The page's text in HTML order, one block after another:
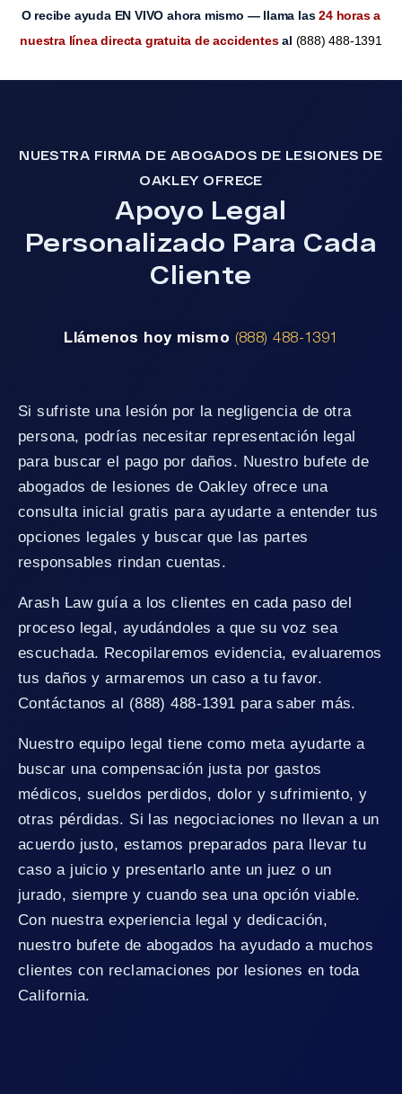
O recibe ayuda EN VIVO ahora mismo — llama las24 horas a
nuestra línea directa gratuita de accidentesal (888) 488-1391
NUESTRA FIRMA DE ABOGADOS DE LESIONES DE
OAKLEY OFRECE
Apoyo Legal
Personalizado Para Cada
Cliente
Llámenos hoy mismo (888) 488-1391
Si sufriste una lesión por la negligencia de otra
persona, podrías necesitar representación legal
para buscar el pago por daños. Nuestro bufete de
abogados de lesiones de Oakley ofrece una
consulta inicial gratis para ayudarte a entender tus
opciones legales y buscar que las partes
responsables rindan cuentas.
Arash Law guía a los clientes en cada paso del
proceso legal, ayudándoles a que su voz sea
escuchada. Recopilaremos evidencia, evaluaremos
tus daños y armaremos un caso a tu favor.
Contáctanos al (888) 488-1391 para saber más.
Nuestro equipo legal tiene como meta ayudarte a
buscar una compensación justa por gastos
médicos, sueldos perdidos, dolor y sufrimiento, y
otras pérdidas. Si las negociaciones no llevan a un
acuerdo justo, estamos preparados para llevar tu
caso a juicio y presentarlo ante un juez o un
jurado, siempre y cuando sea una opción viable.
Con nuestra experiencia legal y dedicación,
nuestro bufete de abogados ha ayudado a muchos
clientes con reclamaciones por lesiones en toda
California.